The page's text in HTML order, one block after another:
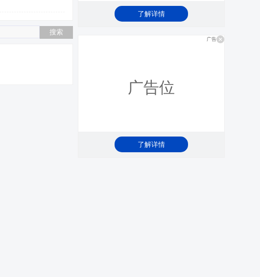
了解详情
广告
广告位
了解详情